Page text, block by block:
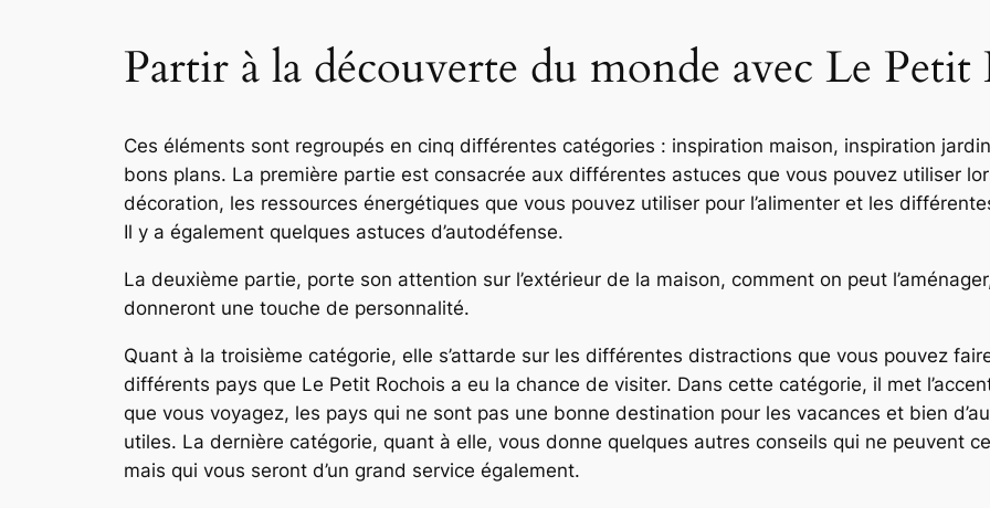
Partir à la découverte du monde avec Le Petit
Ces éléments sont regroupés en cinq différentes catégories : inspiration maison, inspiration
bons plans. La première partie est consacrée aux différentes astuces que vous pouvez utiliser
décoration, les ressources énergétiques que vous pouvez utiliser pour l’alimenter et les
Il y a également quelques astuces d’autodéfense.
La deuxième partie, porte son attention sur l’extérieur de la maison, comment on peut
donneront une touche de personnalité.
Quant à la troisième catégorie, elle s’attarde sur les différentes distractions que vous pouvez
différents pays que Le Petit Rochois a eu la chance de visiter. Dans cette catégorie, il met
que vous voyagez, les pays qui ne sont pas une bonne destination pour les vacances et bien
utiles. La dernière catégorie, quant à elle, vous donne quelques autres conseils qui ne peuvent
mais qui vous seront d’un grand service également.